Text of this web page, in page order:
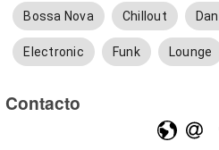
Bossa Nova Chillout
Electronic Funk Lounge
Contacto